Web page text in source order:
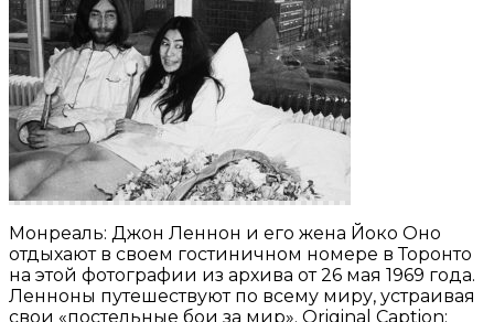
Монреаль: Джон Леннон и его жена Йоко Оно
отдыхают в своем гостиничном номере в Торонто
на этой фотографии из архива от 26 мая 1969 года.
Ленноны путешествуют по всему миру, устраивая
свои «постельные бои за мир». Original Caption: